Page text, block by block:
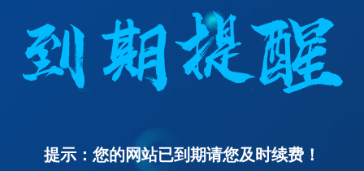
提示：您的网站已到期请您及时续费！